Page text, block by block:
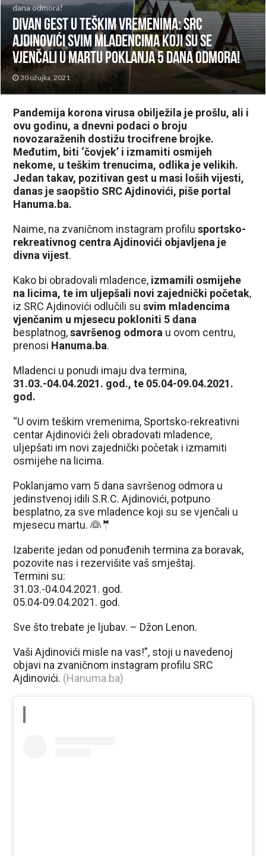
dana odmora!
Divan gest u teškim vremenima: SRC
Ajdinovići svim mladencima koji su se
vjenčali u martu poklanja 5 dana odmora!
30 ožujka, 2021
Pandemija korona virusa obilježila je prošlu, ali i
ovu godinu, a dnevni podaci o broju
novozaraženih dostižu trocifrene brojke.
Međutim, biti ‘čovjek’ i izmamiti osmijeh
nekome, u teškim trenucima, odlika je velikih.
Jedan takav, pozitivan gest u masi loših vijesti,
danas je saopštio SRC Ajdinovići, piše portal
Hanuma.ba.
Naime, na zvaničnom instagram profilu sportsko-
rekreativnog centra Ajdinovići objavljena je
divna vijest.
Kako bi obradovali mladence, izmamili osmijehe
na licima, te im uljepšali novi zajednički početak,
iz SRC Ajdinovići odlučili susvim mladencima
vjenčanim u mjesecu pokloniti 5 dana
besplatnog,savršenog odmora u ovom centru,
prenosi Hanuma.ba.
Mladenci u ponudi imaju dva termina,
31.03.-04.04.2021. god., te 05.04-09.04.2021.
god.
“U ovim teškim vremenima, Sportsko-rekreativni
centar Ajdinovići želi obradovati mladence,
uljepšati im novi zajednički početak i izmamiti
osmijehe na licima.
Poklanjamo vam 5 dana savršenog odmora u
jedinstvenoj idili S.R.C. Ajdinovići, potpuno
besplatno, za sve mladence koji su se vjenčali u
mjesecu martu. 👰🤵
Izaberite jedan od ponuđenih termina za boravak,
pozovite nas i rezervišite vaš smještaj.
Termini su:
31.03.-04.04.2021. god.
05.04-09.04.2021. god.
Sve što trebate je ljubav. – Džon Lenon.
Vaši Ajdinovići misle na vas!”, stoji u navedenoj
objavi na zvaničnom instagram profilu SRC
Ajdinovići. (Hanuma.ba)